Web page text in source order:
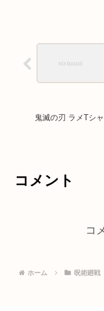
鬼滅の刃 ラメTシ
コメント
コ
ホーム 呪術廻戦